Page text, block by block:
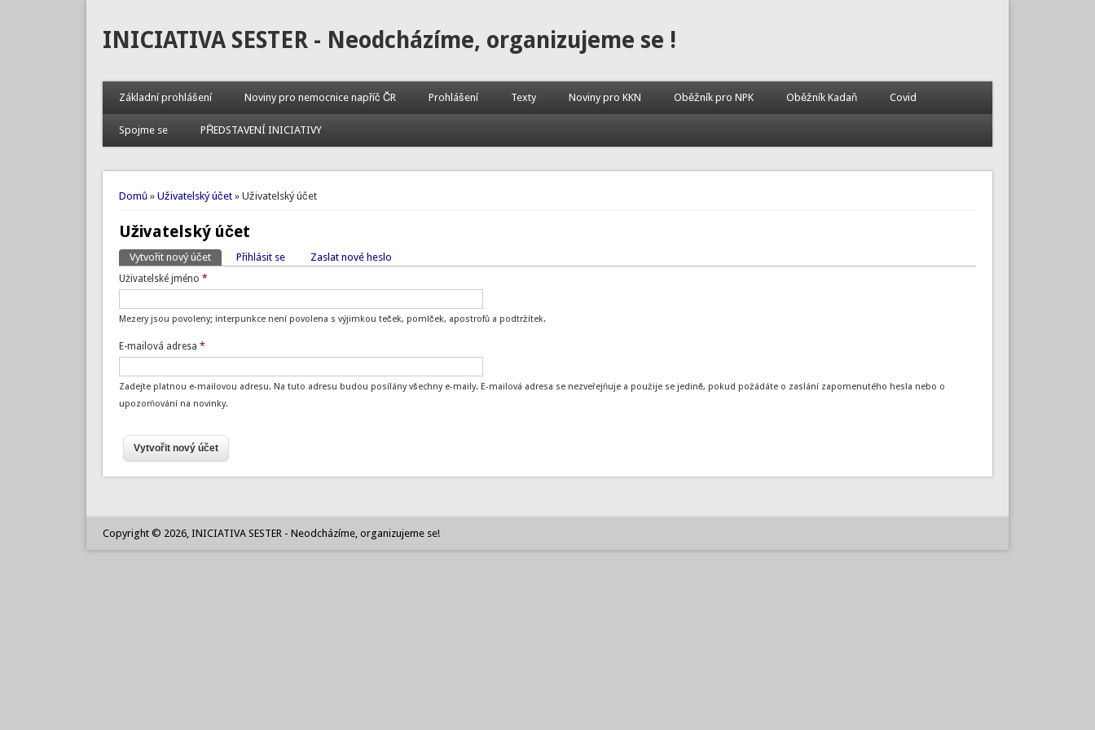
INICIATIVA SESTER - Neodcházíme, organizujeme se !
Základní prohlášení Noviny pro nemocnice napříč ČR Prohlášení Texty Noviny pro KKN Oběžník pro NPK Oběžník Kadaň Covid
Spojme se PŘEDSTAVENÍ INICIATIVY
Jste zde
Domů» Uživatelský účet» Uživatelský účet
Uživatelský účet
Hlavní záložky
Vytvořit nový účet(aktivní záložka)
Přihlásit se Zaslat nové heslo
Uživatelské jméno *
Mezery jsou povoleny; interpunkce není povolena s výjimkou teček, pomlček, apostrofů a podtržítek.
E-mailová adresa *
Zadejte platnou e-mailovou adresu. Na tuto adresu budou posílány všechny e-maily. E-mailová adresa se nezveřejňuje a použije se jedině, pokud požádáte o zaslání zapomenutého hesla nebo o
upozorňování na novinky.
Copyright © 2026, INICIATIVA SESTER - Neodcházíme, organizujeme se!